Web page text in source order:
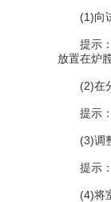
(1)向试
提示：
放置在炉
(2)在分
提示：
(3)调整
提示：
(4)将室